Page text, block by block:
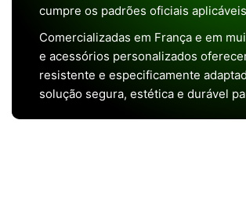
cumpre os padrões oficiais
Comercializadas em França e em
e acessórios personalizados
resistente e especificamente
solução segura, estética e durável